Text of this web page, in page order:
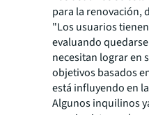
para la renovación,
"Los usuarios
evaluando
necesitan lograr en
objetivos basados
está influyendo en
Algunos inquilinos